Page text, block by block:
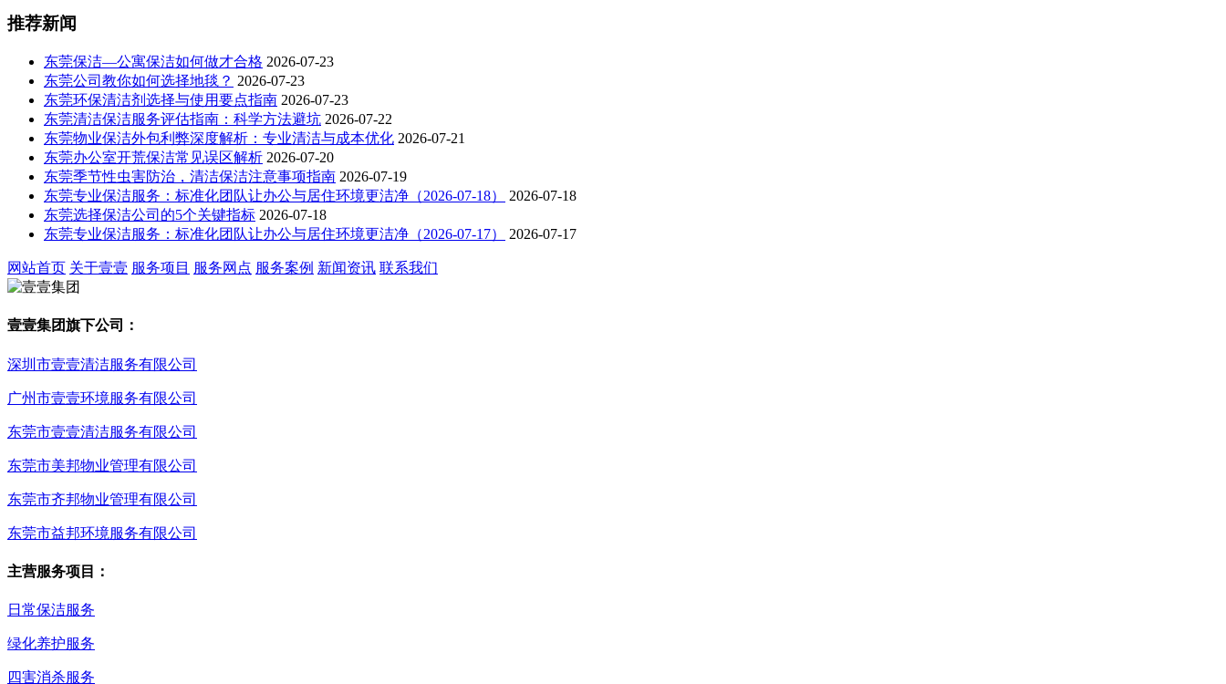
推荐新闻
东莞保洁—公寓保洁如何做才合格 2026-07-23
东莞公司教你如何选择地毯？ 2026-07-23
东莞环保清洁剂选择与使用要点指南 2026-07-23
东莞清洁保洁服务评估指南：科学方法避坑 2026-07-22
东莞物业保洁外包利弊深度解析：专业清洁与成本优化 2026-07-21
东莞办公室开荒保洁常见误区解析 2026-07-20
东莞季节性虫害防治，清洁保洁注意事项指南 2026-07-19
东莞专业保洁服务：标准化团队让办公与居住环境更洁净（2026-07-18）
2026-07-18
东莞选择保洁公司的5个关键指标 2026-07-18
东莞专业保洁服务：标准化团队让办公与居住环境更洁净（2026-07-17）
2026-07-17
网站首页 关于壹壹 服务项目 服务网点 服务案例 新闻资讯 联系我们
壹壹集团旗下公司：
深圳市壹壹清洁服务有限公司
广州市壹壹环境服务有限公司
东莞市壹壹清洁服务有限公司
东莞市美邦物业管理有限公司
东莞市齐邦物业管理有限公司
东莞市益邦环境服务有限公司
主营服务项目：
日常保洁服务
绿化养护服务
四害消杀服务